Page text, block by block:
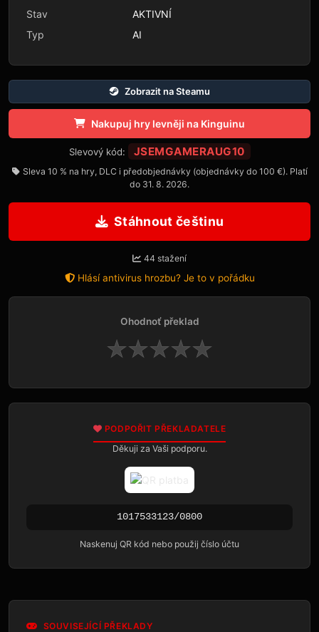
Stav
AKTIVNÍ
Typ
AI
Zobrazit na Steamu
Nakupuj hry levněji na Kinguinu
Slevový kód: JSEMGAMERAUG10
Sleva 10 % na hry, DLC i předobjednávky (objednávky do 100 €). Platí
do 31. 8. 2026.
Stáhnout češtinu
44 stažení
Hlásí antivirus hrozbu? Je to v pořádku
Ohodnoť překlad
★★★★★
PODPOŘIT PŘEKLADATELE
Děkuji za Vaši podporu.
1017533123/0800
Naskenuj QR kód nebo použij číslo účtu
SOUVISEJÍCÍ PŘEKLADY